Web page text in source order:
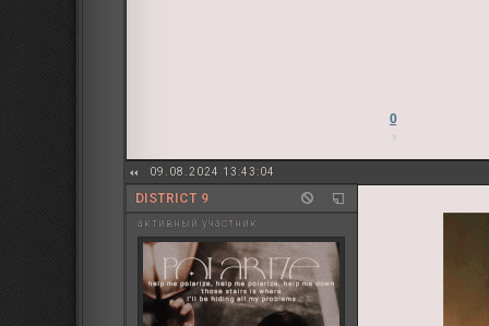
0
09.08.2024 13:43:04
DISTRICT 9
активный участник